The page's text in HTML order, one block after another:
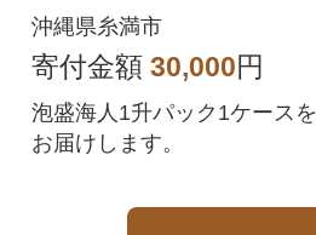
沖縄県糸満市
寄付金額 30,000円
泡盛海人1升パック1ケースを
お届けします。